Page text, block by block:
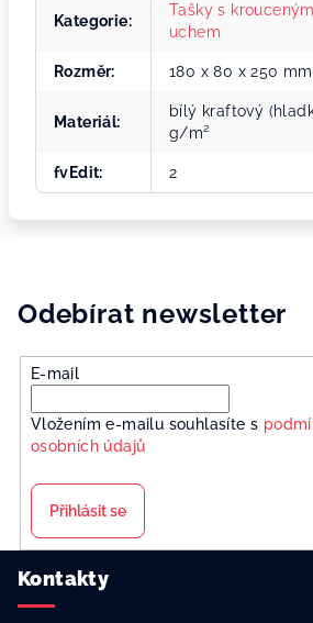
Kategorie:
Tašky s
uchem
Rozměr: 180 x 80 x 250 mm
Materiál:
bílý kraftový
g/m²
fvEdit: 2
Odebírat newsletter
E-mail
Vložením e-mailu souhlasíte s
osobních údajů
Přihlásit se
Kontakty